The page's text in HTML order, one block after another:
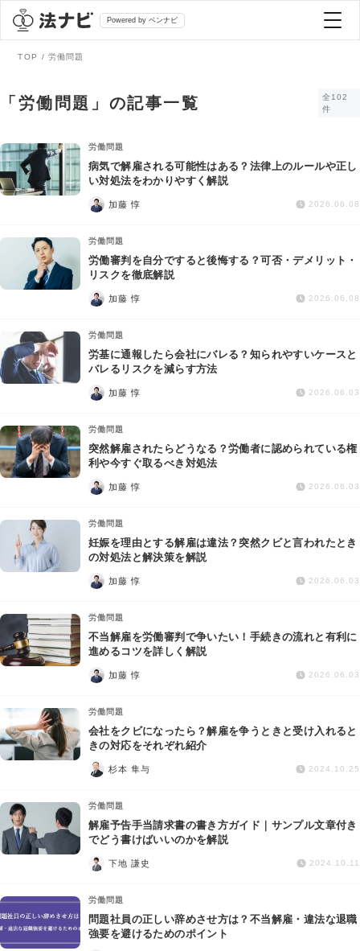
Powered by ベンナビ
全て
法律相談
債務整理
交通事故
労働問題
債権回収
IT・ネット
資金調達
企業法務
弁護士を探す
おすすめ弁護士診断
AI Search Premium
掲載をご検討の弁護士の方へ
TOP 労働問題
「労働問題」の記事一覧
全102
件
労働問題
病気で解雇される可能性はある？法律上のルールや正し
い対処法をわかりやすく解説
加藤 惇 2026.06.08
労働問題
労働審判を自分ですると後悔する？可否・デメリット・
リスクを徹底解説
加藤 惇 2026.06.08
労働問題
労基に通報したら会社にバレる？知られやすいケースと
バレるリスクを減らす方法
加藤 惇 2026.06.03
労働問題
突然解雇されたらどうなる？労働者に認められている権
利や今すぐ取るべき対処法
加藤 惇 2026.06.03
労働問題
妊娠を理由とする解雇は違法？突然クビと言われたとき
の対処法と解決策を解説
加藤 惇 2026.06.03
労働問題
不当解雇を労働審判で争いたい！手続きの流れと有利に
進めるコツを詳しく解説
加藤 惇 2026.06.03
労働問題
会社をクビになったら？解雇を争うときと受け入れると
きの対応をそれぞれ紹介
杉本 隼与 2024.10.25
労働問題
解雇予告手当請求書の書き方ガイド｜サンプル文章付き
でどう書けばいいのかを解説
下地 謙史 2024.10.11
労働問題
問題社員の正しい辞めさせ方は？不当解雇・違法な退職
強要を避けるためのポイント